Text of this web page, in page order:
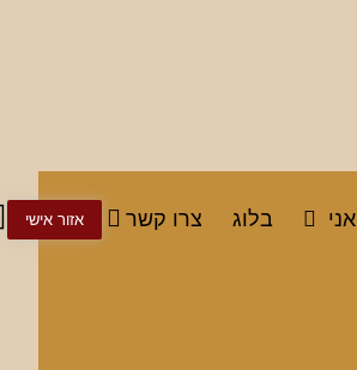
בלוג צרו קשר אזור אישי